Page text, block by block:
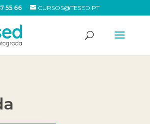
55 66 CURSOS@TESED.PT